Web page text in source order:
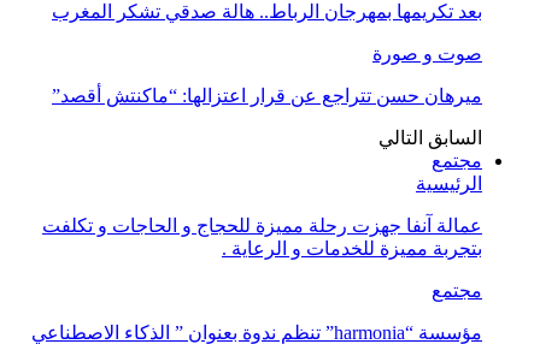
بعد تكريمها بمهرجان الرباط.. هالة صدقي تشكر المغرب
صوت و صورة
ميرهان حسن تتراجع عن قرار اعتزالها: “ماكنتش أقصد”
السابق التالي
مجتمع
الرئيسية
عمالة آنفا جهزت رحلة مميزة للحجاج و الحاجات و تكلفت
بتجربة مميزة للخدمات و الرعاية .
مجتمع
مؤسسة “harmonia” تنظم ندوة بعنوان ” الذكاء الاصطناعي